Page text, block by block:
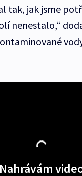
tak, jak jsme
nenestalo,“
Nahrávám